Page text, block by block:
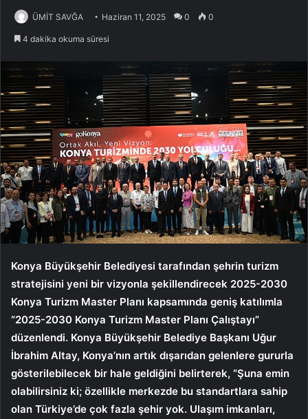
ÜMİT SAVĞA Haziran 11, 2025 0 0
4 dakika okuma süresi
Konya Büyükşehir Belediyesi tarafından şehrin turizm
stratejisini yeni bir vizyonla şekillendirecek 2025-2030
Konya Turizm Master Planı kapsamında geniş katılımla
“2025-2030 Konya Turizm Master Planı Çalıştayı”
düzenlendi. Konya Büyükşehir Belediye Başkanı Uğur
İbrahim Altay, Konya’nın artık dışarıdan gelenlere gururla
gösterilebilecek bir hale geldiğini belirterek, “Şuna emin
olabilirsiniz ki; özellikle merkezde bu standartlara sahip
olan Türkiye’de çok fazla şehir yok. Ulaşım imkanları,